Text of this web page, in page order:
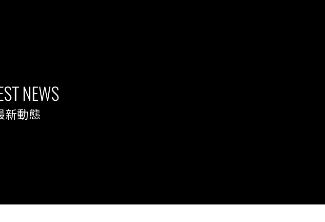
NEWS
新動態